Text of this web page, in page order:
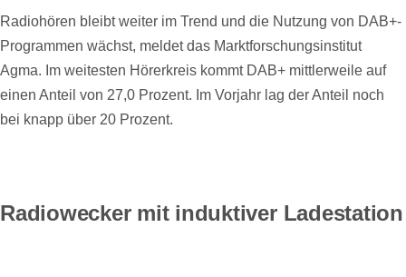
Radiohören bleibt weiter im Trend und die Nutzung von DAB+-
Programmen wächst, meldet das Marktforschungsinstitut
Agma. Im weitesten Hörerkreis kommt DAB+ mittlerweile auf
einen Anteil von 27,0 Prozent. Im Vorjahr lag der Anteil noch
bei knapp über 20 Prozent.
Radiowecker mit induktiver Ladestation